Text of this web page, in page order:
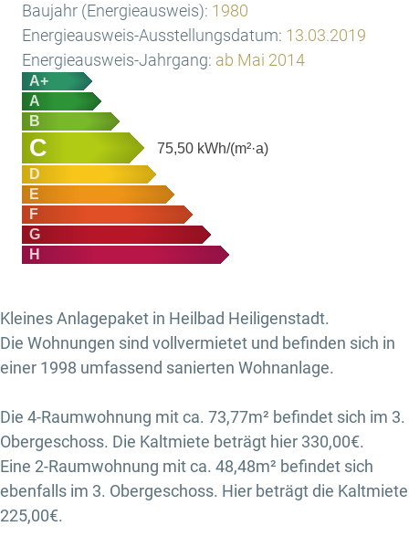
Baujahr (Energieausweis): 1980
Energieausweis-Ausstellungsdatum: 13.03.2019
Energieausweis-Jahrgang: ab Mai 2014
A+
A
B
C 75,50 kWh/(m²·a)
D
E
F
G
H
Kleines Anlagepaket in Heilbad Heiligenstadt.
Die Wohnungen sind vollvermietet und befinden sich in
einer 1998 umfassend sanierten Wohnanlage.
Die 4-Raumwohnung mit ca. 73,77m² befindet sich im 3.
Obergeschoss. Die Kaltmiete beträgt hier 330,00€.
Eine 2-Raumwohnung mit ca. 48,48m² befindet sich
ebenfalls im 3. Obergeschoss. Hier beträgt die Kaltmiete
225,00€.